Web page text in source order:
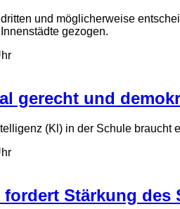
und möglicherweise
gezogen.
gerecht und
(Kl) in der Schule braucht
fordert Stärkung